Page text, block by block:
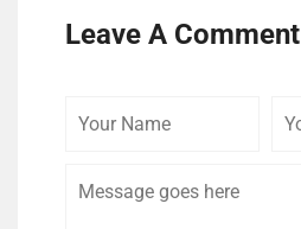
Leave A Comment